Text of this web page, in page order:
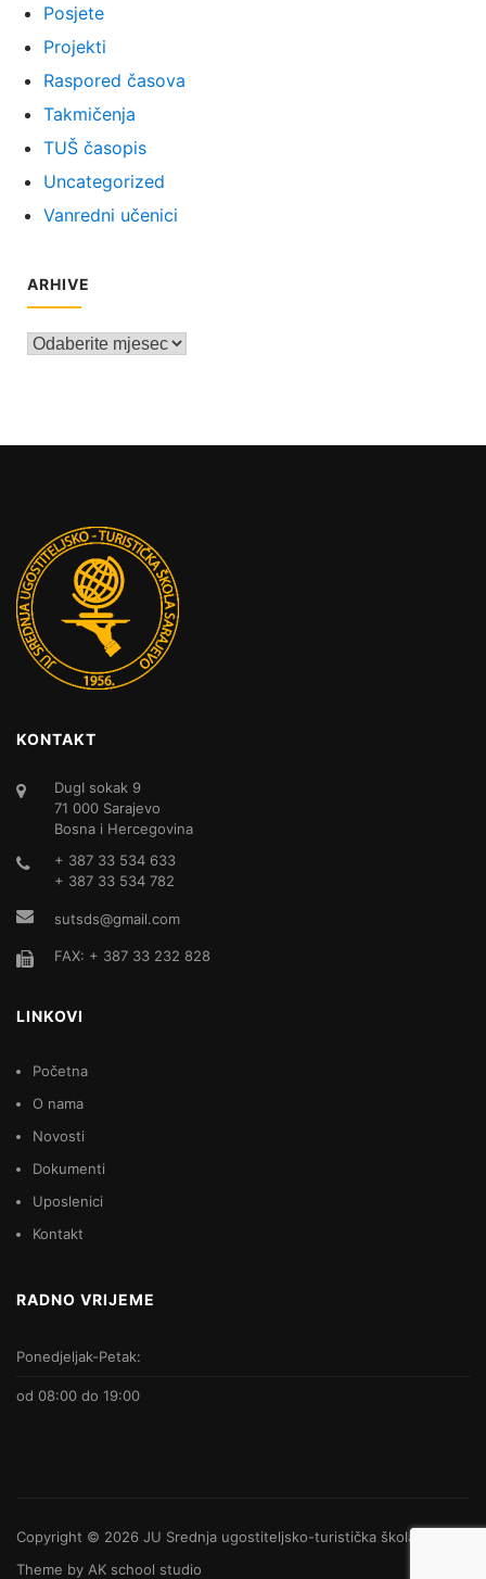
Posjete
Projekti
Raspored časova
Takmičenja
TUŠ časopis
Uncategorized
Vanredni učenici
ARHIVE
Arhive
KONTAKT
DugI sokak 9
71 000 Sarajevo
Bosna i Hercegovina
+ 387 33 534 633
+ 387 33 534 782
sutsds@gmail.com
FAX: + 387 33 232 828
LINKOVI
Početna
O nama
Novosti
Dokumenti
Uposlenici
Kontakt
RADNO VRIJEME
Ponedjeljak-Petak:
od 08:00 do 19:00
Copyright © 2026 JU Srednja ugostiteljsko-turistička škola
Theme by AK school studio